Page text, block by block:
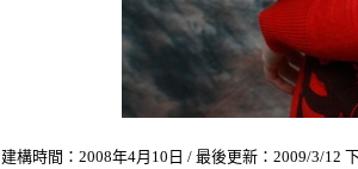
建構時間：2008年4月10日 / 最後更新：2009/3/